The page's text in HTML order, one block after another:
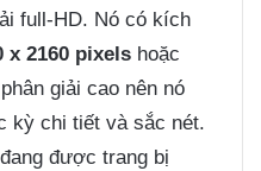
full-HD. Nó có kích
x 2160 pixels hoặc
giải cao nên nó
kỳ chi tiết và sắc nét.
được trang bị